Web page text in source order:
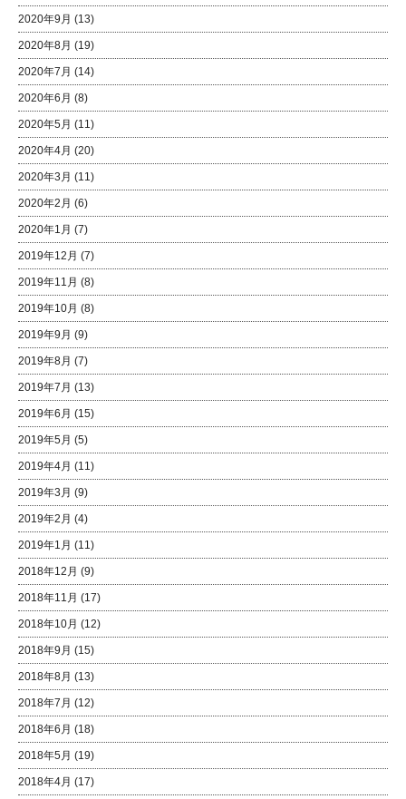
2020年9月 (13)
2020年8月 (19)
2020年7月 (14)
2020年6月 (8)
2020年5月 (11)
2020年4月 (20)
2020年3月 (11)
2020年2月 (6)
2020年1月 (7)
2019年12月 (7)
2019年11月 (8)
2019年10月 (8)
2019年9月 (9)
2019年8月 (7)
2019年7月 (13)
2019年6月 (15)
2019年5月 (5)
2019年4月 (11)
2019年3月 (9)
2019年2月 (4)
2019年1月 (11)
2018年12月 (9)
2018年11月 (17)
2018年10月 (12)
2018年9月 (15)
2018年8月 (13)
2018年7月 (12)
2018年6月 (18)
2018年5月 (19)
2018年4月 (17)